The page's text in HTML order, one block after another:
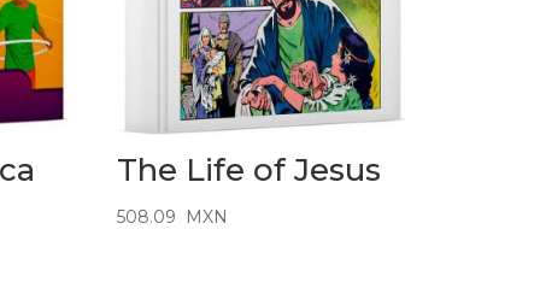
The Life of Jesus
508.09 MXN